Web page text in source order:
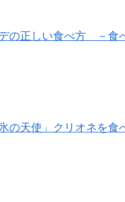
の正しい食べ方 －食
氷の天使」クリオネを食